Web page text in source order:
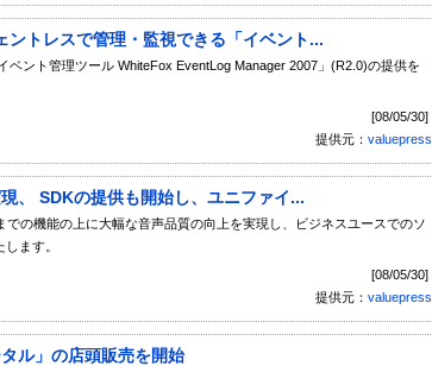
トレスで管理・監視できる「イベント...
ント管理ツール WhiteFox EventLog Manager 2007」(R2.0)の提供を
[08/05/30]
提供元： valuepress
、 SDKの提供も開始し、ユニファイ...
での機能の上に大幅な音声品質の向上を実現し、ビジネスユースでのソ
ます。
[08/05/30]
提供元： valuepress
ル」の店頭販売を開始